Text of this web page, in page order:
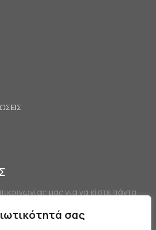
σας
μας για να είστε πάντα